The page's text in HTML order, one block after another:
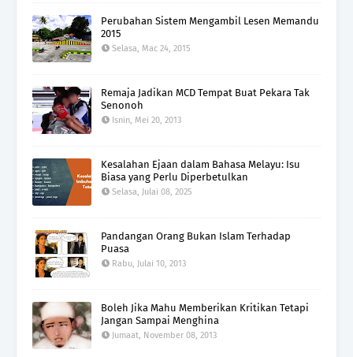
Perubahan Sistem Mengambil Lesen Memandu
2015
Selasa, Mac 24, 2015
Remaja Jadikan MCD Tempat Buat Pekara Tak
Senonoh
Isnin, Mei 20, 2013
Kesalahan Ejaan dalam Bahasa Melayu: Isu
Biasa yang Perlu Diperbetulkan
Selasa, Julai 08, 2025
Pandangan Orang Bukan Islam Terhadap
Puasa
Rabu, Julai 10, 2013
Boleh Jika Mahu Memberikan Kritikan Tetapi
Jangan Sampai Menghina
Jumaat, November 08, 2013